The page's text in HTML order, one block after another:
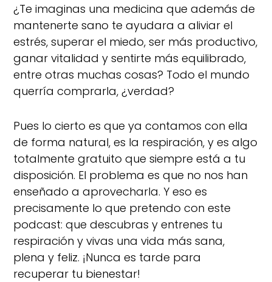
¿Te imaginas una medicina que además de
mantenerte sano te ayudara a aliviar el
estrés, superar el miedo, ser más productivo,
ganar vitalidad y sentirte más equilibrado,
entre otras muchas cosas? Todo el mundo
querría comprarla, ¿verdad?
Pues lo cierto es que ya contamos con ella
de forma natural, es la respiración, y es algo
totalmente gratuito que siempre está a tu
disposición. El problema es que no nos han
enseñado a aprovecharla. Y eso es
precisamente lo que pretendo con este
podcast: que descubras y entrenes tu
respiración y vivas una vida más sana,
plena y feliz. ¡Nunca es tarde para
recuperar tu bienestar!